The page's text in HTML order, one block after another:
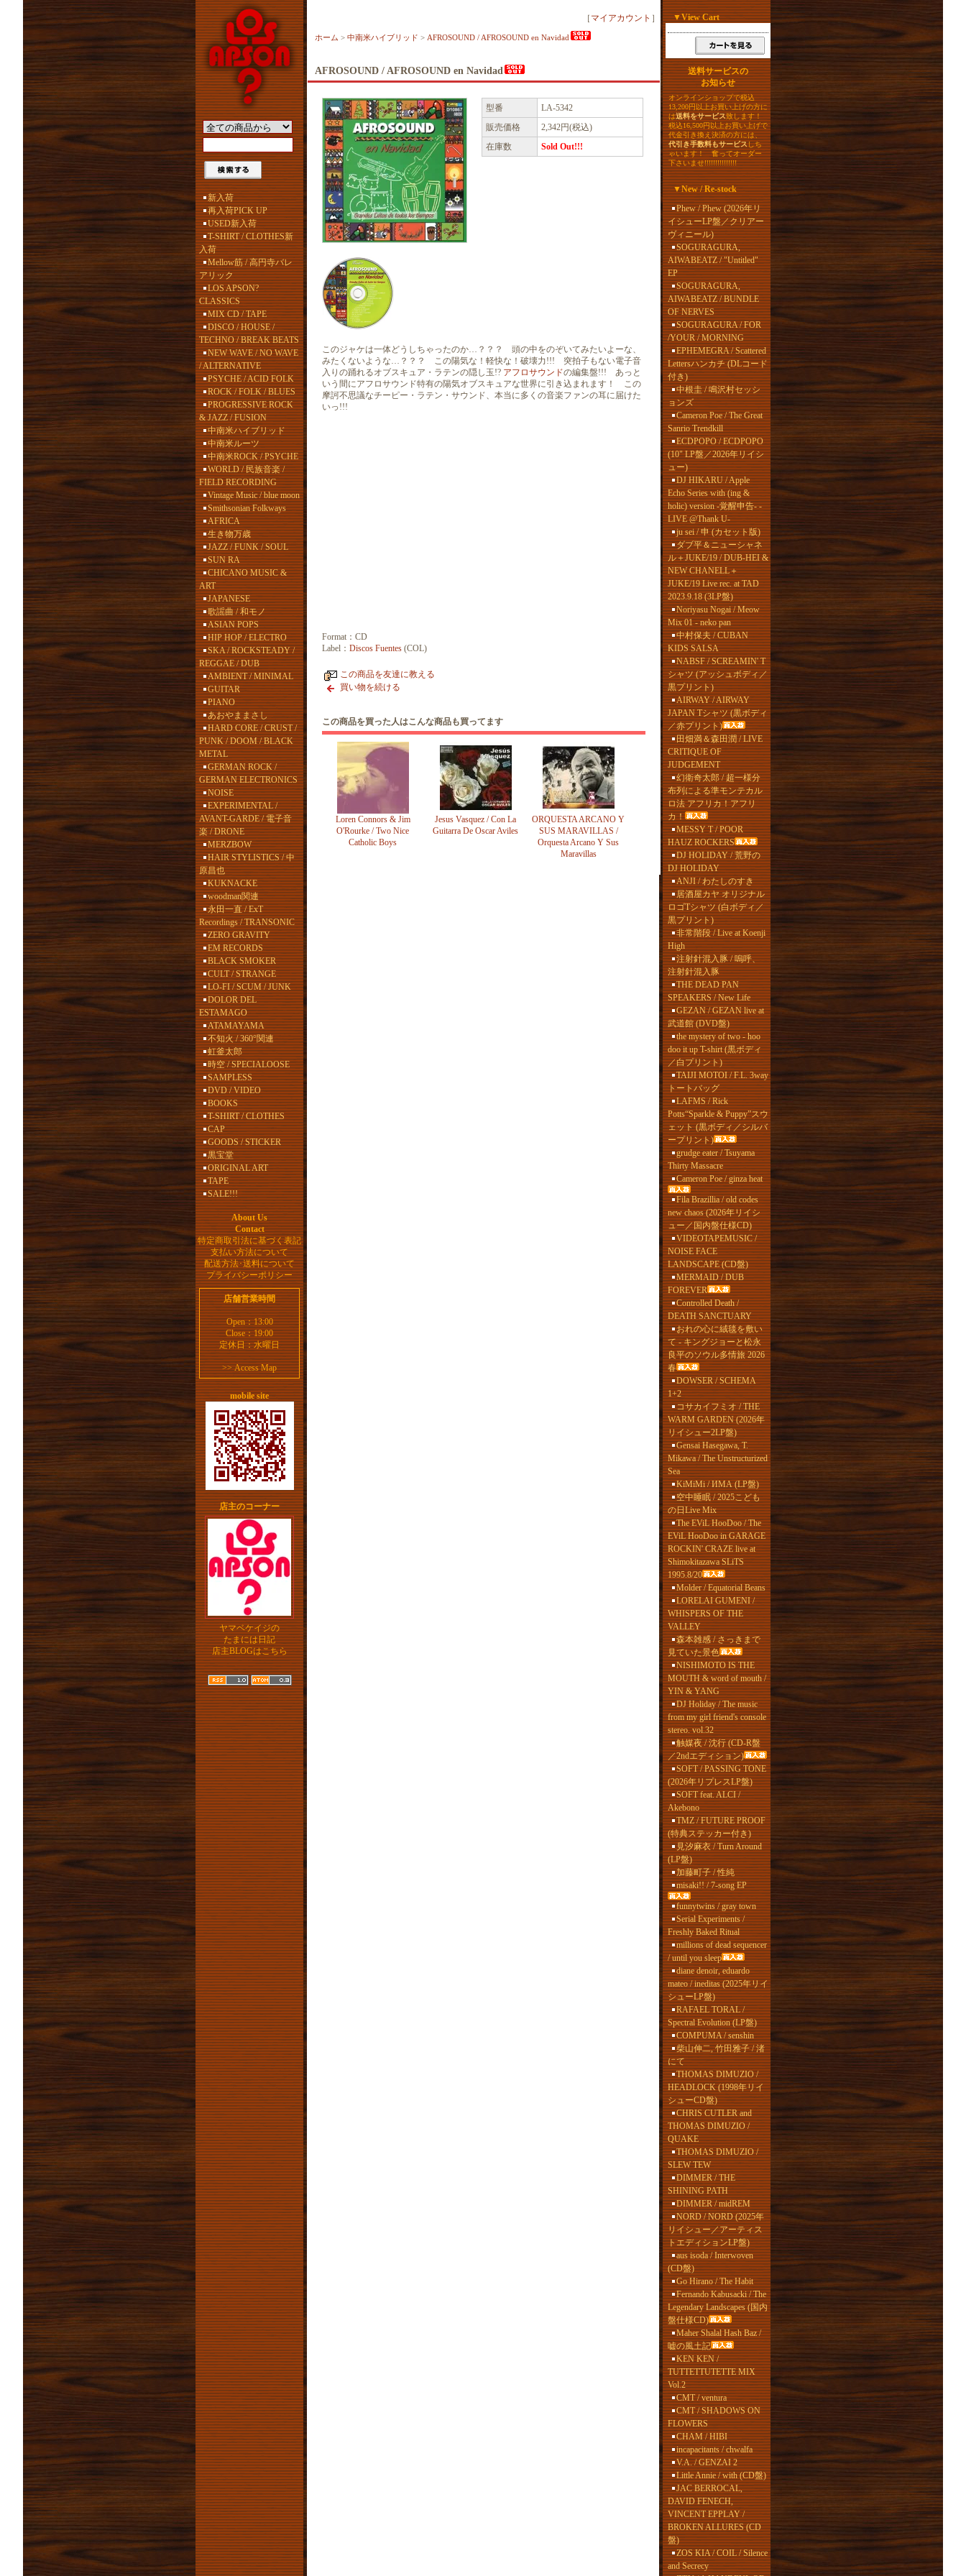
新入荷
再入荷PICK UP
USED新入荷
T-SHIRT / CLOTHES新
入荷
Mellow筋 / 高円寺バレ
アリック
LOS APSON?
CLASSICS
MIX CD / TAPE
DISCO / HOUSE /
TECHNO / BREAK BEATS
NEW WAVE / NO WAVE
/ ALTERNATIVE
PSYCHE / ACID FOLK
ROCK / FOLK / BLUES
PROGRESSIVE ROCK
& JAZZ / FUSION
中南米ハイブリッド
中南米ルーツ
中南米ROCK / PSYCHE
WORLD / 民族音楽 /
FIELD RECORDING
Vintage Music / blue moon
Smithsonian Folkways
AFRICA
生き物万歳
JAZZ / FUNK / SOUL
SUN RA
CHICANO MUSIC &
ART
JAPANESE
歌謡曲 / 和モノ
ASIAN POPS
HIP HOP / ELECTRO
SKA / ROCKSTEADY /
REGGAE / DUB
AMBIENT / MINIMAL
GUITAR
PIANO
あおやままさし
HARD CORE / CRUST /
PUNK / DOOM / BLACK
METAL
GERMAN ROCK /
GERMAN ELECTRONICS
NOISE
EXPERIMENTAL /
AVANT-GARDE / 電子音
楽 / DRONE
MERZBOW
HAIR STYLISTICS / 中
原昌也
KUKNACKE
woodman関連
永田一直 / ExT
Recordings / TRANSONIC
ZERO GRAVITY
EM RECORDS
BLACK SMOKER
CULT / STRANGE
LO-FI / SCUM / JUNK
DOLOR DEL
ESTAMAGO
ATAMAYAMA
不知火 / 360°関連
虹釜太郎
時空 / SPECIALOOSE
SAMPLESS
DVD / VIDEO
BOOKS
T-SHIRT / CLOTHES
CAP
GOODS / STICKER
黒宝堂
ORIGINAL ART
TAPE
SALE!!!
About Us
Contact
特定商取引法に基づく表記
支払い方法について
配送方法･送料について
プライバシーポリシー
店舗営業時間
Open：13:00
Close：19:00
定休日：水曜日
>>Access Map
mobile site
店主のコーナー
ヤマベケイジの
たまには日記
店主BLOGはこちら
［ マイアカウント ］
ホーム > 中南米ハイブリッド > AFROSOUND / AFROSOUND en Navidad
AFROSOUND / AFROSOUND en Navidad
型番
LA-5342
販売価格
2,342円(税込)
在庫数
Sold Out!!!
このジャケは一体どうしちゃったのか…？？？ 頭の中をのぞいてみたいよーな、
みたくないような…？？？ この陽気な！軽快な！破壊力!!! 突拍子もない電子音
入りの踊れるオブスキュア・ラテンの隠し玉!? アフロサウンドの編集盤!!! あっと
いう間にアフロサウンド特有の陽気オブスキュアな世界に引き込まれます！ この
摩訶不思議なチーピー・ラテン・サウンド、本当に多くの音楽ファンの耳に届けた
いっ!!!
Format：CD
Label： Discos Fuentes (COL)
この商品を友達に教える
買い物を続ける
この商品を買った人はこんな商品も買ってます
Loren Connors & Jim
O'Rourke / Two Nice
Catholic Boys
Jesus Vasquez / Con La
Guitarra De Oscar Aviles
ORQUESTA ARCANO Y
SUS MARAVILLAS /
Orquesta Arcano Y Sus
Maravillas
▼View Cart
送料サービスの
お知らせ
オンラインショップで税込
13,200円以上お買い上げの方に
は送料をサービス致します！
税込16,500円以上お買い上げで
代金引き換え決済の方には、
代引き手数料もサービスしち
ゃいます！ 奮ってオーダー
下さいませ!!!!!!!!!!!!!!!
▼New / Re-stock
Phew / Phew (2026年リ
イシューLP盤／クリアー
ヴィニール)
SOGURAGURA,
AIWABEATZ / "Untitled"
EP
SOGURAGURA,
AIWABEATZ / BUNDLE
OF NERVES
SOGURAGURA / FOR
/YOUR / MORNING
EPHEMEGRA / Scattered
Lettersハンカチ (DLコード
付き)
中根圭 / 鳴沢村セッシ
ョンズ
Cameron Poe / The Great
Sanrio Trendkill
ECDPOPO / ECDPOPO
(10" LP盤／2026年リイシ
ュー)
DJ HIKARU / Apple
Echo Series with (ing &
holic) version -覚醒申告- -
LIVE @Thank U-
ju sei / 申 (カセット版)
ダブ平＆ニューシャネ
ル＋JUKE/19 / DUB-HEI &
NEW CHANELL＋
JUKE/19 Live rec. at TAD
2023.9.18 (3LP盤)
Noriyasu Nogai / Meow
Mix 01 - neko pan
中村保夫 / CUBAN
KIDS SALSA
NABSF / SCREAMIN' T
シャツ (アッシュボディ／
黒プリント)
AIRWAY / AIRWAY
JAPAN Tシャツ (黒ボディ
／赤プリント)
田畑満＆森田潤 / LIVE
CRITIQUE OF
JUDGEMENT
幻衛奇太郎 / 超一様分
布列による準モンテカル
ロ法 アフリカ！アフリ
カ！
MESSY T / POOR
HAUZ ROCKERS
DJ HOLIDAY / 荒野の
DJ HOLIDAY
ANJI / わたしのすき
居酒屋カヤ オリジナル
ロゴTシャツ (白ボディ／
黒プリント)
非常階段 / Live at Koenji
High
注射針混入豚 / 嗚呼、
注射針混入豚
THE DEAD PAN
SPEAKERS / New Life
GEZAN / GEZAN live at
武道館 (DVD盤)
the mystery of two - hoo
doo it up T-shirt (黒ボディ
／白プリント)
TAIJI MOTOI / F.L. 3way
トートバッグ
LAFMS / Rick
Potts“Sparkle & Puppy”スウ
ェット (黒ボディ／シルバ
ープリント)
grudge eater / Tsuyama
Thirty Massacre
Cameron Poe / ginza heat
Fila Brazillia / old codes
new chaos (2026年リイシ
ュー／国内盤仕様CD)
VIDEOTAPEMUSIC /
NOISE FACE
LANDSCAPE (CD盤)
MERMAID / DUB
FOREVER
Controlled Death /
DEATH SANCTUARY
おれの心に絨毯を敷い
て - キングジョーと松永
良平のソウル多情旅 2026
春
DOWSER / SCHEMA
1+2
コサカイフミオ / THE
WARM GARDEN (2026年
リイシュー2LP盤)
Gensai Hasegawa, T.
Mikawa / The Unstructurized
Sea
KiMiMi / ИМА (LP盤)
空中睡眠 / 2025こども
の日Live Mix
The EViL HooDoo / The
EViL HooDoo in GARAGE
ROCKIN' CRAZE live at
Shimokitazawa SLiTS
1995.8/20
Molder / Equatorial Beans
LORELAI GUMENI /
WHISPERS OF THE
VALLEY
森本雑感 / さっきまで
見ていた景色
NISHIMOTO IS THE
MOUTH & word of mouth /
YIN & YANG
DJ Holiday / The music
from my girl friend's console
stereo. vol.32
触媒夜 / 沈行 (CD-R盤
／2ndエディション)
SOFT / PASSING TONE
(2026年リプレスLP盤)
SOFT feat. ALCI /
Akebono
TMZ / FUTURE PROOF
(特典ステッカー付き)
見汐麻衣 / Turn Around
(LP盤)
加藤町子 / 性純
misaki!! / 7-song EP
funnytwins / gray town
Serial Experiments /
Freshly Baked Ritual
millions of dead sequencer
/ until you sleep
diane denoir, eduardo
mateo / ineditas (2025年リイ
シューLP盤)
RAFAEL TORAL /
Spectral Evolution (LP盤)
COMPUMA / senshin
柴山伸二, 竹田雅子 / 渚
にて
THOMAS DIMUZIO /
HEADLOCK (1998年リイ
シューCD盤)
CHRIS CUTLER and
THOMAS DIMUZIO /
QUAKE
THOMAS DIMUZIO /
SLEW TEW
DIMMER / THE
SHINING PATH
DIMMER / midREM
NORD / NORD (2025年
リイシュー／アーティス
トエディションLP盤)
aus isoda / Interwoven
(CD盤)
Go Hirano / The Habit
Fernando Kabusacki / The
Legendary Landscapes (国内
盤仕様CD)
Maher Shalal Hash Baz /
嘘の風土記
KEN KEN /
TUTTETTUTETTE MIX
Vol.2
CMT / ventura
CMT / SHADOWS ON
FLOWERS
CHAM / HIBI
incapacitants / chwalfa
V.A. / GENZAI 2
Little Annie / with (CD盤)
JAC BERROCAL,
DAVID FENECH,
VINCENT EPPLAY /
BROKEN ALLURES (CD
盤)
ZOS KIA / COIL / Silence
and Secrecy